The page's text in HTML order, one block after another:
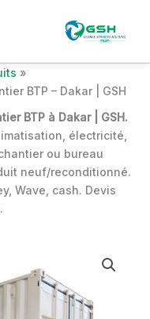
BTP – Dakar | GSH
BTP à Dakar | GSH.
électricité,
ou bureau
neuf/reconditionné.
Wave, cash. Devis